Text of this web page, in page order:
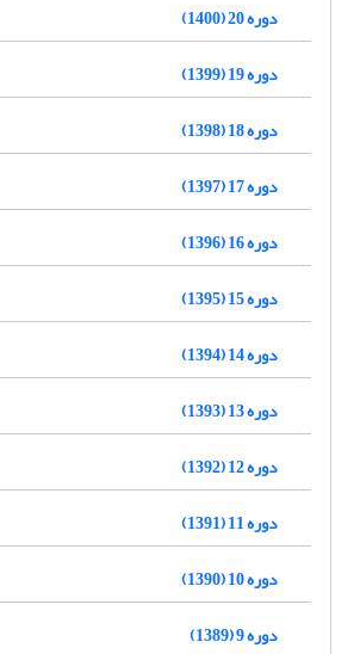
دوره 20 (1400)
دوره 19 (1399)
دوره 18 (1398)
دوره 17 (1397)
دوره 16 (1396)
دوره 15 (1395)
دوره 14 (1394)
دوره 13 (1393)
دوره 12 (1392)
دوره 11 (1391)
دوره 10 (1390)
دوره 9 (1389)